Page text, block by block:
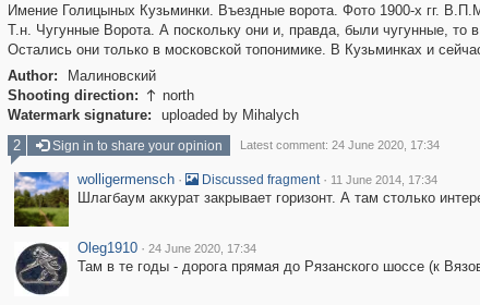
Имение Голицыных Кузьминки. Въездные ворота. Фото 1900-х гг.
Т.н. Чугунные Ворота. А поскольку они и, правда, были чугунные, то
Остались они только в московской топонимике. В Кузьминках и
Author:
Малиновский
Shooting direction:  north
Watermark signature:
uploaded by Mihalych
2 Sign in to share your opinion Latest comment: 24 June 2020, 17:34
wolligermensch · Discussed fragment · 11 June 2014, 17:34
Шлагбаум аккурат закрывает горизонт. А там столько
Oleg1910 · 24 June 2020, 17:34
Там в те годы - дорога прямая до Рязанского шоссе (к